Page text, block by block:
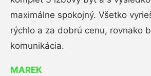
maximálne spokojný. Všetko
rýchlo a za dobrú cenu, rovnako
komunikácia.
MAREK